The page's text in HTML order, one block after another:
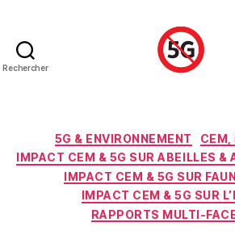
Rechercher
5G & ENVIRONNEMENT
CEM,
IMPACT CEM & 5G SUR ABEILLES &
IMPACT CEM & 5G SUR
IMPACT CEM & 5G SUR
RAPPORTS MULTI-